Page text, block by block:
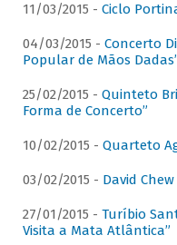
11/03/2015 - Ciclo
04/03/2015 - Concerto
Popular de Mãos
25/02/2015 - Quinteto
Forma de Concerto”
10/02/2015 - Quarteto
03/02/2015 - David
27/01/2015 - Turíbio
Visita a Mata Atlântica”